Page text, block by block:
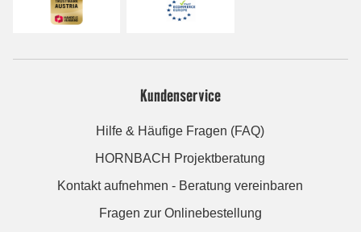
Kundenservice
Hilfe & Häufige Fragen (FAQ)
HORNBACH Projektberatung
Kontakt aufnehmen - Beratung vereinbaren
Fragen zur Onlinebestellung